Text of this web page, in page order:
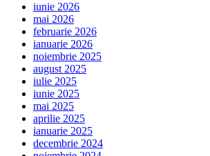
iunie 2026
mai 2026
februarie 2026
ianuarie 2026
noiembrie 2025
august 2025
iulie 2025
iunie 2025
mai 2025
aprilie 2025
ianuarie 2025
decembrie 2024